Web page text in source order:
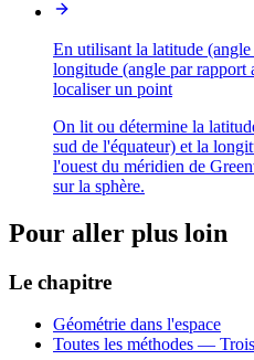
En utilisant la latitude
longitude (angle par rapport
localiser un point
On lit ou détermine la
sud de l'équateur) et la
l'ouest du méridien de
sur la sphère.
Pour aller plus loin
Le chapitre
Géométrie dans l'espace
Toutes les méthodes —